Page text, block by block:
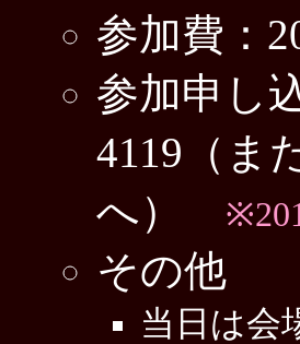
参加費：
参加申し
4119（ま
へ）
その他
当日は会